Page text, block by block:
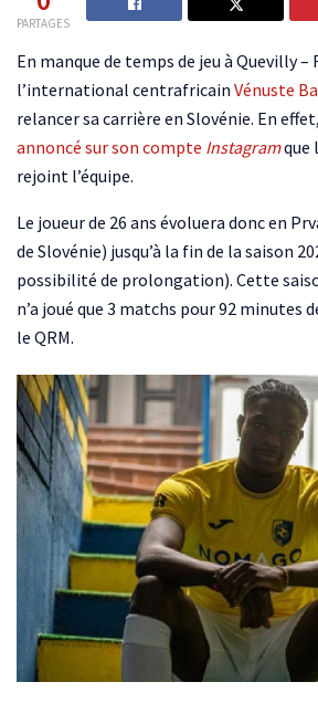
PARTAGES
En manque de temps de jeu à Quevilly
l’international centrafricain Vénuste
relancer sa carrière en Slovénie. En
annoncé sur son compte Instagramque
rejoint l’équipe.
Le joueur de 26 ans évoluera donc en
de Slovénie) jusqu’à la fin de la saison
possibilité de prolongation). Cette
n’a joué que 3 matchs pour 92 minutes
le QRM.